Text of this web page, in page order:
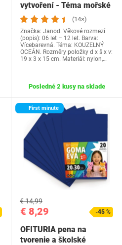
vytvoření - Téma mořské
panny -…
(14×)
Značka: Janod. Věkové rozmezí
(popis): 06 let – 12 let. Barva:
Vícebarevná. Téma: KOUZELNÝ
OCEÁN. Rozměry položky d x š x v:
19 x 3 x 15 cm. Materiál: nylon,…
Posledné 2 kusy na sklade
First minute
€ 8,29
€ 14,99
-45 %
OFITURIA pena na
tvorenie a školské